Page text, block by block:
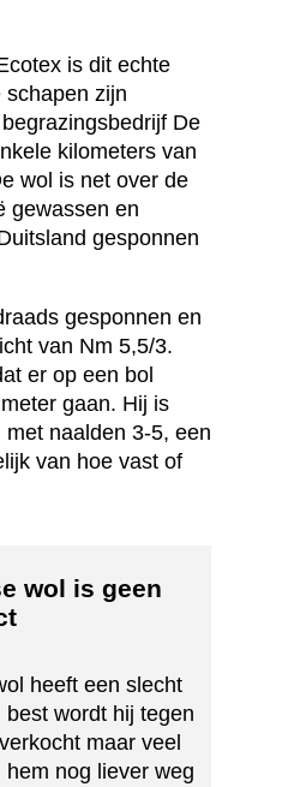
is dit echte
schapen zijn
De
kilometers van
wol is net over de
gewassen en
gesponnen
gesponnen en
van Nm 5,5/3.
er op een bol
gaan. Hij is
naalden 3-5, een
van hoe vast of
wol is geen
heeft een slecht
best wordt hij tegen
maar veel
hem nog liever weg